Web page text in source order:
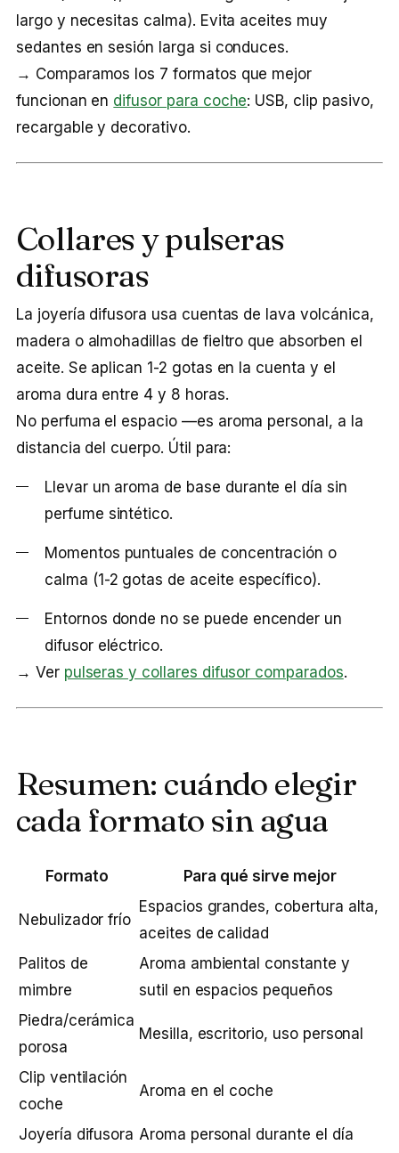
largo y necesitas calma). Evita aceites muy
sedantes en sesión larga si conduces.
→ Comparamos los 7 formatos que mejor
funcionan en difusor para coche: USB, clip pasivo,
recargable y decorativo.
Collares y pulseras
difusoras
La joyería difusora usa cuentas de lava volcánica,
madera o almohadillas de fieltro que absorben el
aceite. Se aplican 1-2 gotas en la cuenta y el
aroma dura entre 4 y 8 horas.
No perfuma el espacio —es aroma personal, a la
distancia del cuerpo. Útil para:
Llevar un aroma de base durante el día sin
perfume sintético.
Momentos puntuales de concentración o
calma (1-2 gotas de aceite específico).
Entornos donde no se puede encender un
difusor eléctrico.
→ Ver pulseras y collares difusor comparados.
Resumen: cuándo elegir
cada formato sin agua
Formato Para qué sirve mejor
Nebulizador frío
Espacios grandes, cobertura alta,
aceites de calidad
Palitos de
mimbre
Aroma ambiental constante y
sutil en espacios pequeños
Piedra/cerámica
porosa
Mesilla, escritorio, uso personal
Clip ventilación
coche
Aroma en el coche
Joyería difusora Aroma personal durante el día